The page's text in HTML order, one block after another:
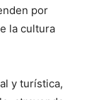
por
la cultura
y turística,